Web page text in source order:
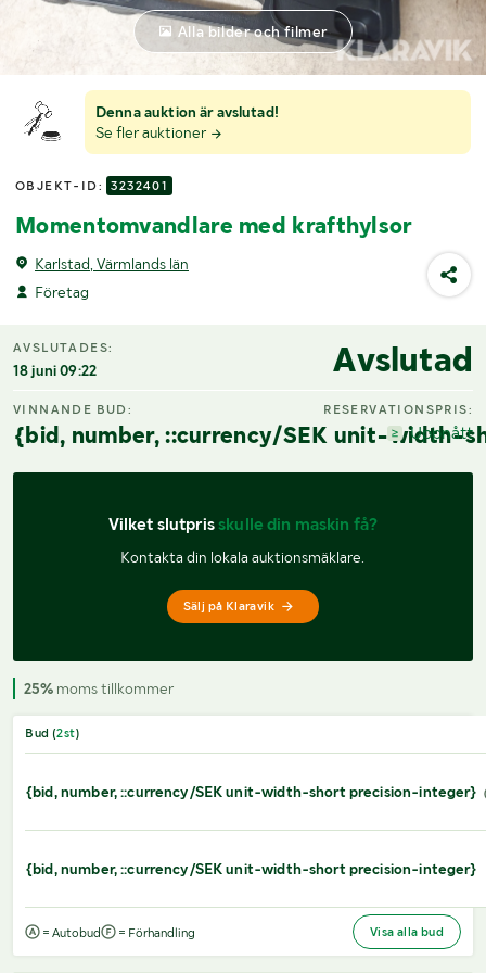
Denna auktion är avslutad!
Se fler auktioner
OBJEKT-ID: 3232401
Momentomvandlare med krafthylsor
Karlstad, Värmlands län
Företag
Alla bilder och filmer
AVSLUTADES:
18 juni 09:22 Avslutad
VINNANDE BUD:
{bid, number, ::currency/SEK unit-width-
RESERVATIONSPRIS:
Uppnått
Vilket slutpris skulle din maskin få?
Kontakta din lokala auktionsmäklare.
Sälj på Klaravik
25% moms tillkommer
Bud (2st)
{bid, number, ::currency/SEK unit-width-short precision-integer}
{bid, number, ::currency/SEK unit-width-short precision-integer}
= Autobud = Förhandling Visa alla bud